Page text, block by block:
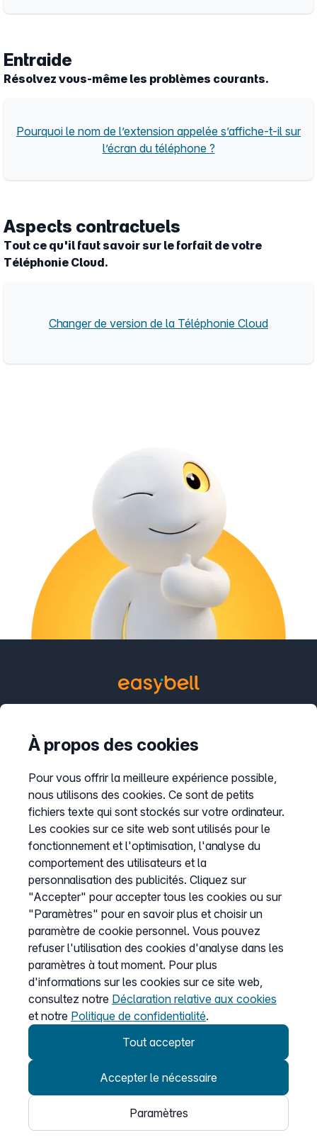
Entraide
Résolvez vous-même les problèmes courants.
Pourquoi le nom de l’extension appelée s’affiche-t-il sur
l’écran du téléphone ?
Aspects contractuels
Tout ce qu'il faut savoir sur le forfait de votre
Téléphonie Cloud.
Changer de version de la Téléphonie Cloud
support@easybell.fr
Trunk SIP
Téléphonie Cloud
Connecteur Teams
Entreprise
À propos de nous
Presse
Programme Partenaire
Informations
Liste de prix
CGV
Protection des données
Mentions légales
À propos des cookies
Pour vous offrir la meilleure expérience possible,
nous utilisons des cookies. Ce sont de petits
fichiers texte qui sont stockés sur votre ordinateur.
Les cookies sur ce site web sont utilisés pour le
fonctionnement et l'optimisation, l'analyse du
comportement des utilisateurs et la
personnalisation des publicités. Cliquez sur
"Accepter" pour accepter tous les cookies ou sur
"Paramètres" pour en savoir plus et choisir un
paramètre de cookie personnel. Vous pouvez
refuser l'utilisation des cookies d'analyse dans les
paramètres à tout moment. Pour plus
d'informations sur les cookies sur ce site web,
consultez notre Déclaration relative aux cookies
et notre Politique de confidentialité.
Tout accepter
Accepter le nécessaire
Paramètres